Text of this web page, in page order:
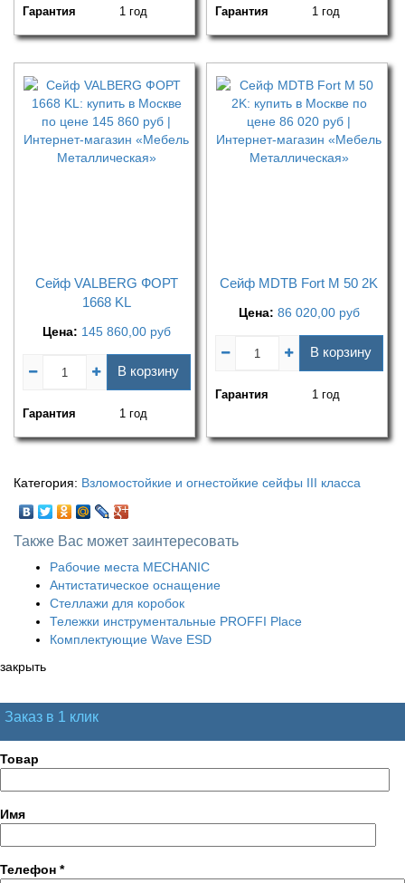
Гарантия 1 год Гарантия 1 год
Сейф VALBERG ФОРТ
1668 KL
Цена: 145 860,00 руб
В корзину
Гарантия 1 год
Сейф MDTB Fort M 50 2K
Цена: 86 020,00 руб
В корзину
Гарантия 1 год
Категория: Взломостойкие и огнестойкие сейфы III класса
Также Вас может заинтересовать
Рабочие места MECHANIC
Антистатическое оснащение
Стеллажи для коробок
Тележки инструментальные PROFFI Place
Комплектующие Wave ESD
закрыть
Заказ в 1 клик
Товар
Имя
Телефон *